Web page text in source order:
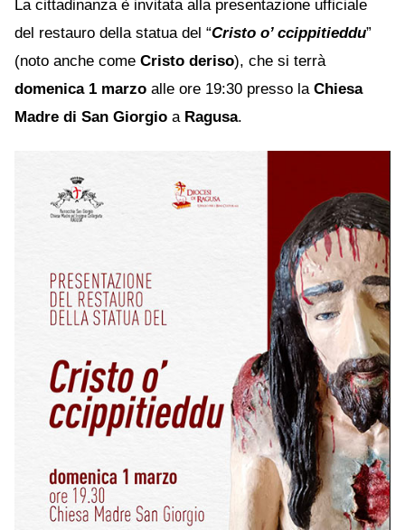
La cittadinanza è invitata alla presentazione ufficiale
del restauro della statua del “Cristo o’ ccippitieddu”
(noto anche come Cristo deriso), che si terrà
domenica 1 marzo alle ore 19:30 presso la Chiesa
Madre di San Giorgio a Ragusa.